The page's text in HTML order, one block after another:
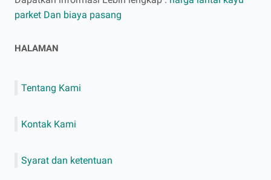
parket Dan biaya pasang
HALAMAN
Tentang Kami
Kontak Kami
Syarat dan ketentuan